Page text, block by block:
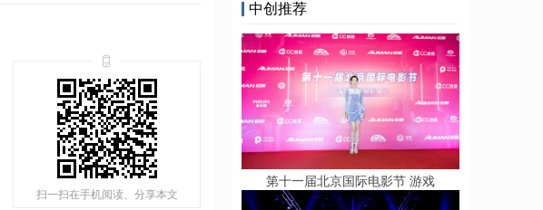
扫一扫在手机阅读、分享本文
中创推荐
第十一届北京国际电影节 游戏